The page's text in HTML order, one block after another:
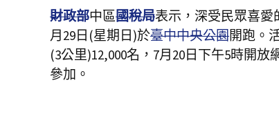
財政部中區國稅局表示，深受民眾喜愛
月29日(星期日)於臺中中央公園開跑。
(3公里)12,000名，7月20日下午5時開
參加。